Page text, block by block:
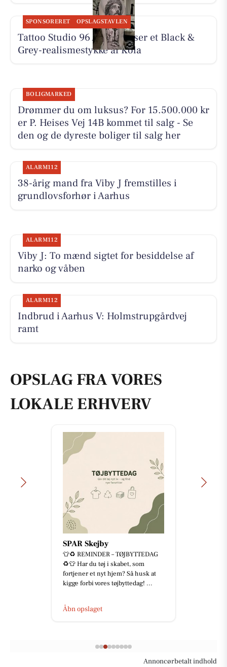
SPONSORERET OPSLAGSTAVLEN
Tattoo Studio 96 Aarhus viser et Black &
Grey-realismestykke af Kola
BOLIGMARKED
Drømmer du om luksus? For 15.500.000 kr
er P. Heises Vej 14B kommet til salg - Se
den og de dyreste boliger til salg her
ALARM112
38-årig mand fra Viby J fremstilles i
grundlovsforhør i Aarhus
ALARM112
Viby J: To mænd sigtet for besiddelse af
narko og våben
ALARM112
Indbrud i Aarhus V: Holmstrupgårdvej
ramt
OPSLAG FRA VORES
LOKALE ERHVERV
SPAR Skejby
👕♻️ REMINDER – TØJBYTTEDAG
♻️👕 Har du tøj i skabet, som
fortjener et nyt hjem? Så husk at
kigge forbi vores tøjbyttedag! ...
Åbn opslaget
Annoncørbetalt indhold